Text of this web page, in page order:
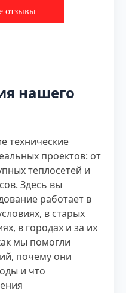
отзывы
нашего
технические
проектов: от
теплосетей и
Здесь вы
работает в
в старых
в городах и за их
мы помогли
почему они
и что